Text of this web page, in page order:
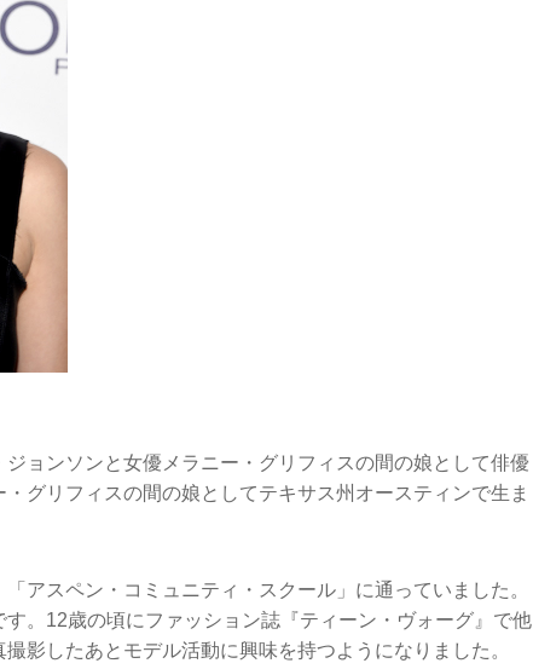
ョンソンと女優メラニー・グリフィスの間の娘として俳優
・グリフィスの間の娘としてテキサス州オースティンで生ま
アスペン・コミュニティ・スクール」に通っていました。
。12歳の頃にファッション誌『ティーン・ヴォーグ』で他
影したあとモデル活動に興味を持つようになりました。